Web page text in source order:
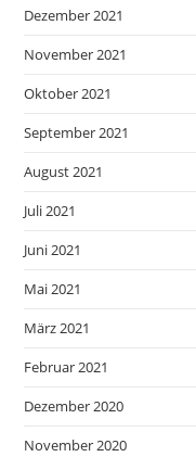
Dezember 2021
November 2021
Oktober 2021
September 2021
August 2021
Juli 2021
Juni 2021
Mai 2021
März 2021
Februar 2021
Dezember 2020
November 2020